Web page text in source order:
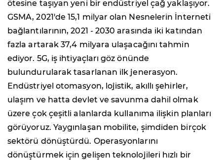
ötesine taşıyan yeni bir endüstriyel çağ yaklaşıyor.
GSMA, 2021'de 15,1 milyar olan Nesnelerin İnterneti
bağlantılarının, 2021 - 2030 arasında iki katından
fazla artarak 37,4 milyara ulaşacağını tahmin
ediyor. 5G, iş ihtiyaçları göz önünde
bulundurularak tasarlanan ilk jenerasyon.
Endüstriyel otomasyon, lojistik, akıllı şehirler,
ulaşım ve hatta devlet ve savunma dahil olmak
üzere çok çeşitli alanlarda kullanıma ilişkin planları
görüyoruz. Yaygınlaşan mobilite, şimdiden birçok
sektörü dönüştürdü. Operasyonlarını
dönüştürmek için gelişen teknolojileri hızlı bir